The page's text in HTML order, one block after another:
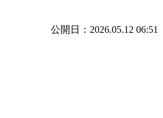
公開日：2026.05.12 06:51